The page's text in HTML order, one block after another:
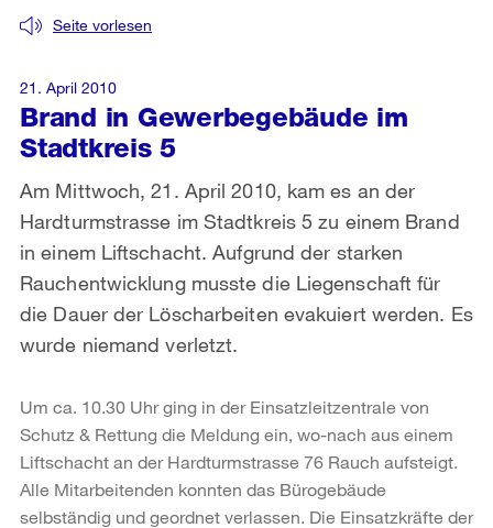
Brand in Gewerbegebäude im
Stadtkreis 5
Seite vorlesen
Am Mittwoch, 21. April 2010, kam es an der
Hardturmstrasse im Stadtkreis 5 zu einem Brand
in einem Liftschacht. Aufgrund der starken
Rauchentwicklung musste die Liegenschaft für
die Dauer der Löscharbeiten evakuiert werden. Es
wurde niemand verletzt.
21. April 2010
Um ca. 10.30 Uhr ging in der Einsatzleitzentrale von
Schutz & Rettung die Meldung ein, wo-nach aus einem
Liftschacht an der Hardturmstrasse 76 Rauch aufsteigt.
Alle Mitarbeitenden konnten das Bürogebäude
selbständig und geordnet verlassen. Die Einsatzkräfte der